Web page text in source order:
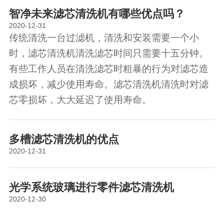
智净未来滤芯清洗机有哪些优点吗？
2020-12-31
传统清洗一台过滤机，清洗和安装需要一个小
时，滤芯清洗机清洗滤芯时间只需要十五分钟。
有些工作人员在清洗滤芯时粗暴的行为对滤芯造
成损坏，减少使用寿命。滤芯清洗机清洗时对滤
芯零损坏，大大延迟了使用寿命。
多槽滤芯清洗机的优点
2020-12-31
光学系统玻璃进行零件滤芯清洗机
2020-12-30